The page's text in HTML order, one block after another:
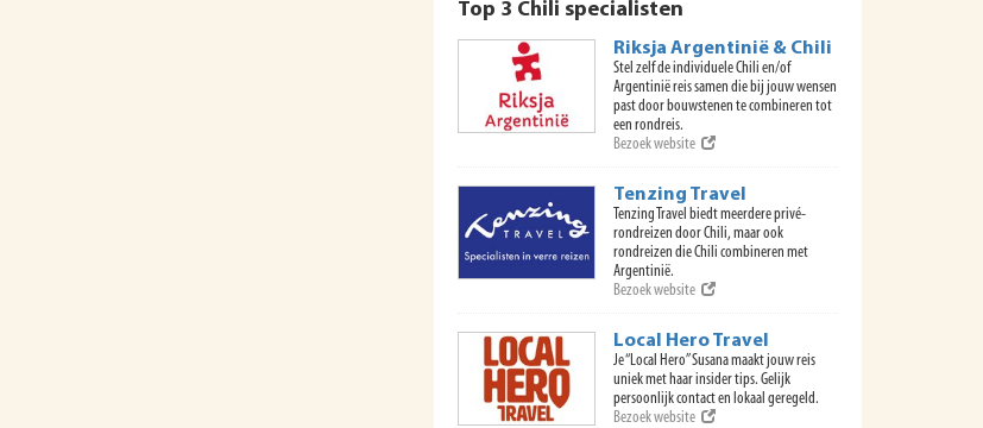
Top 3 Chili specialisten
Riksja Argentinië & Chili
Stel zelf de individuele Chili en/of
Argentinië reis samen die bij jouw wensen
past door bouwstenen te combineren tot
een rondreis.
Bezoek website
Tenzing Travel
Tenzing Travel biedt meerdere privé-
rondreizen door Chili, maar ook
rondreizen die Chili combineren met
Argentinië.
Bezoek website
Local Hero Travel
Je “Local Hero” Susana maakt jouw reis
uniek met haar insider tips. Gelijk
persoonlijk contact en lokaal geregeld.
Bezoek website